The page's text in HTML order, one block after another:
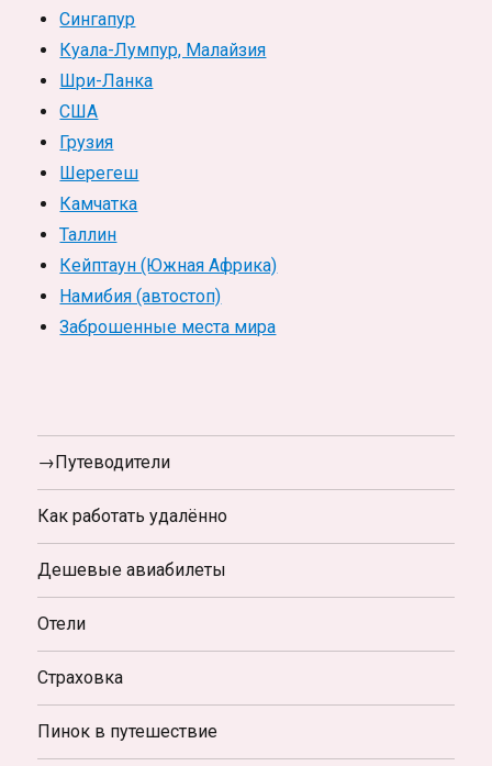
Сингапур
Куала-Лумпур, Малайзия
Шри-Ланка
США
Грузия
Шерегеш
Камчатка
Таллин
Кейптаун (Южная Африка)
Намибия (автостоп)
Заброшенные места мира
→Путеводители
Как работать удалённо
Дешевые авиабилеты
Отели
Страховка
Пинок в путешествие